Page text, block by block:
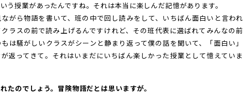
う授業があったんですね。それは本当に楽しんだ記憶があります。
がら物語を書いて、班の中で回し読みをして、いちばん面白いと言われ
ラスの前で読み上げるんですけれど、その班代表に選ばれてみんなの前
は騒がしいクラスがシーンと静まり返って僕の話を聞いて、「面白い」
返ってきて。それはいまだにいちばん楽しかった授業として憶えていま
れたのでしょう。冒険物語だとは思いますが。